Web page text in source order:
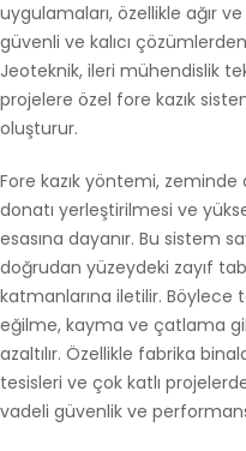
uygulamaları, özellikle ağır
güvenli ve kalıcı
Jeoteknik, ileri mühendislik
projelere özel fore kazık
oluşturur.
Fore kazık yöntemi, zeminde
donatı yerleştirilmesi ve
esasına dayanır. Bu sistem
doğrudan yüzeydeki zayıf
katmanlarına iletilir.
eğilme, kayma ve çatlama
azaltılır. Özellikle fabrika
tesisleri ve çok katlı
vadeli güvenlik ve